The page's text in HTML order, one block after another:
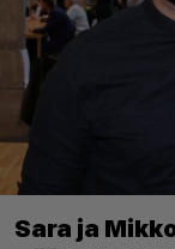
Sara ja